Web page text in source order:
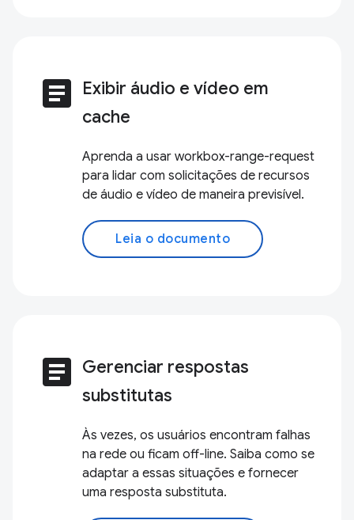
article Exibir áudio e vídeo em
cache
Aprenda a usar workbox-range-request
para lidar com solicitações de recursos
de áudio e vídeo de maneira previsível.
Leia o documento
article Gerenciar respostas
substitutas
Às vezes, os usuários encontram falhas
na rede ou ficam off-line. Saiba como se
adaptar a essas situações e fornecer
uma resposta substituta.